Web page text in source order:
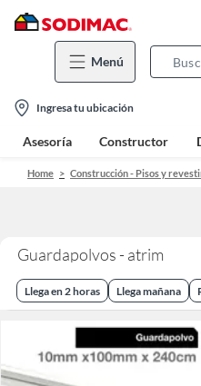
Menú
location-
icon
Ingresa tu ubicación
Asesoría Constructor
Home Construcción - Pisos y
Guardapolvos - atrim
Llega en 2 horas Llega mañana